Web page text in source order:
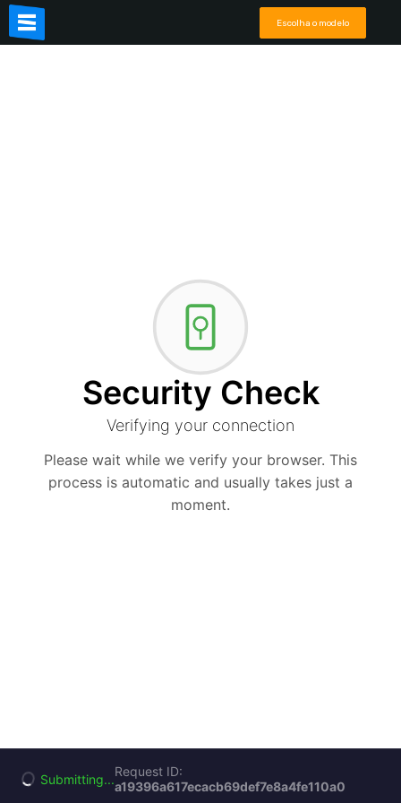
Escolha o modelo